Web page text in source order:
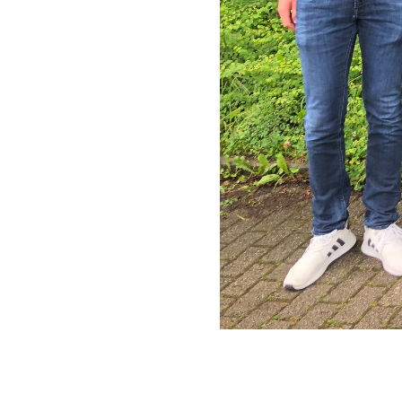
Cookie Consent plugin for the EU cookie